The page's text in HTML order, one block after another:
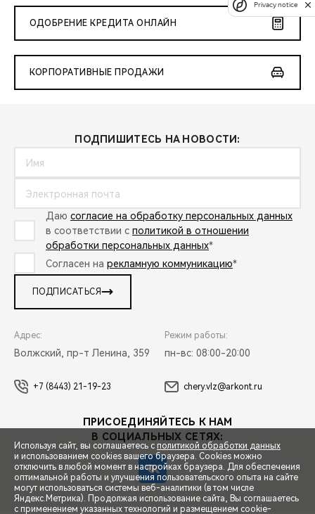
СПЕЦПРЕДЛОЖЕНИЯ
ОДОБРЕНИЕ КРЕДИТА ОНЛАЙН
КОРПОРАТИВНЫЕ ПРОДАЖИ
ПОДПИШИТЕСЬ НА НОВОСТИ:
Даю согласие на обработку персональных данных
в соответствии с политикой в отношении
обработки персональных данных*
Согласен на рекламную коммуникацию*
ПОДПИСАТЬСЯ
Адрес:
Волжский, пр-т Ленина, 359
Режим работы:
пн-вс: 08:00-20:00
+7 (8443) 21-19-23 chery.vlz@arkont.ru
ПРИСОЕДИНЯЙТЕСЬ К НАМ
В СОЦИАЛЬНЫХ СЕТЯХ:
Используя сайт, вы соглашаетесь с политикой обработки данных
и использованием cookies вашего браузера. Cookies можно
отключить в любой момент в настройках браузера. Для обеспечения
оптимальной работы и улучшения пользовательского опыта на сайте
могут использоваться системы веб-аналитики (в том числе
Яндекс.Метрика). Продолжая использование сайта, Вы соглашаетесь
с применением указанных технологий и размещением cookie-
Privacy notice